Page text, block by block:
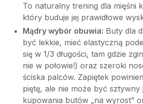
To naturalny trening dla mięśni
który buduje jej prawidłowe
Mądry wybór obuwia: Buty dla
być lekkie, mieć elastyczną
się w 1/3 długości, tam gdzie
nie w połowie!) oraz szeroki
ściska palców. Zapiętek
piętę, ale nie może być sztywny
kupowania butów „na wyrost”